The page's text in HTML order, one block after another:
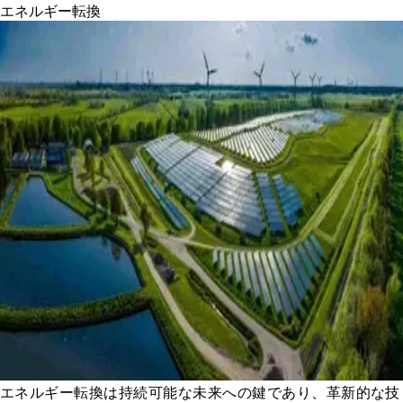
エネルギー転換
エネルギー転換は持続可能な未来への鍵であり、革新的な技